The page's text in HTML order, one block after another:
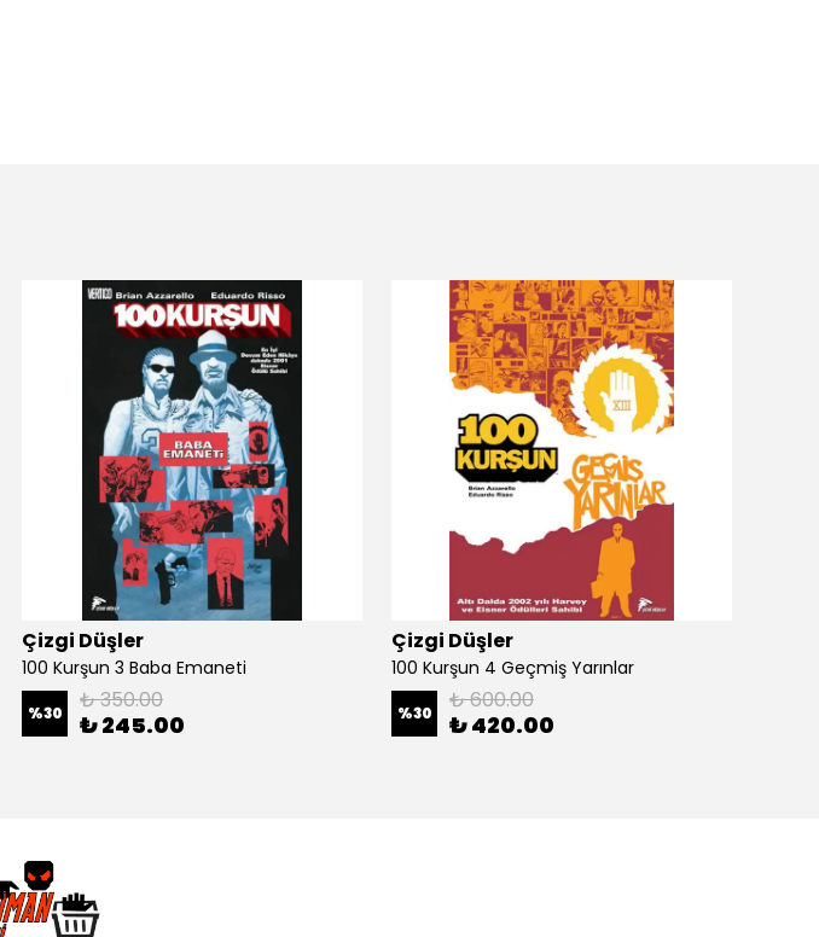
Çizgi Düşler
100 Kurşun 3 Baba Emaneti
%30 ₺ 350.00
₺ 245.00
Çizgi Düşler
100 Kurşun 4 Geçmiş Yarınlar
%30 ₺ 600.00
₺ 420.00